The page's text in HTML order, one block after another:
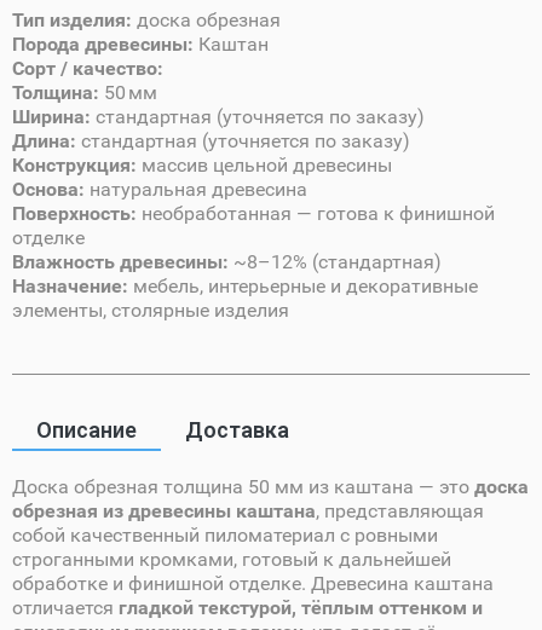
Тип изделия: доска обрезная
Порода древесины: Каштан
Сорт / качество:
Толщина: 50 мм
Ширина: стандартная (уточняется по заказу)
Длина: стандартная (уточняется по заказу)
Конструкция: массив цельной древесины
Основа: натуральная древесина
Поверхность: необработанная — готова к финишной
отделке
Влажность древесины: ~8–12% (стандартная)
Назначение: мебель, интерьерные и декоративные
элементы, столярные изделия
Описание Доставка
Доска обрезная толщина 50 мм из каштана — это доска
обрезная из древесины каштана, представляющая
собой качественный пиломатериал с ровными
строганными кромками, готовый к дальнейшей
обработке и финишной отделке. Древесина каштана
отличается гладкой текстурой, тёплым оттенком и